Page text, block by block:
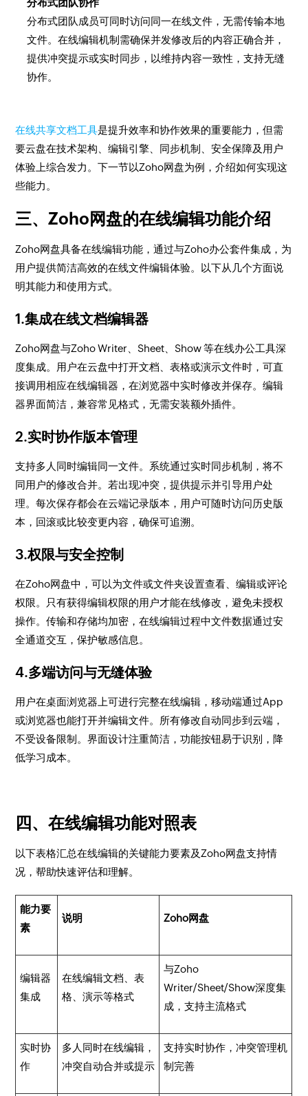
分布式团队协作
分布式团队成员可同时访问同一在线文件，无需传输本地
文件。在线编辑机制需确保并发修改后的内容正确合并，
提供冲突提示或实时同步，以维持内容一致性，支持无缝
协作。
在线共享文档工具是提升效率和协作效果的重要能力，但需
要云盘在技术架构、编辑引擎、同步机制、安全保障及用户
体验上综合发力。下一节以Zoho网盘为例，介绍如何实现这
些能力。
三、Zoho网盘的在线编辑功能介绍
Zoho网盘具备在线编辑功能，通过与Zoho办公套件集成，为
用户提供简洁高效的在线文件编辑体验。以下从几个方面说
明其能力和使用方式。
1.集成在线文档编辑器
Zoho网盘与Zoho Writer、Sheet、Show 等在线办公工具深
度集成。用户在云盘中打开文档、表格或演示文件时，可直
接调用相应在线编辑器，在浏览器中实时修改并保存。编辑
器界面简洁，兼容常见格式，无需安装额外插件。
2.实时协作版本管理
支持多人同时编辑同一文件。系统通过实时同步机制，将不
同用户的修改合并。若出现冲突，提供提示并引导用户处
理。每次保存都会在云端记录版本，用户可随时访问历史版
本，回滚或比较变更内容，确保可追溯。
3.权限与安全控制
在Zoho网盘中，可以为文件或文件夹设置查看、编辑或评论
权限。只有获得编辑权限的用户才能在线修改，避免未授权
操作。传输和存储均加密，在线编辑过程中文件数据通过安
全通道交互，保护敏感信息。
4.多端访问与无缝体验
用户在桌面浏览器上可进行完整在线编辑，移动端通过App
或浏览器也能打开并编辑文件。所有修改自动同步到云端，
不受设备限制。界面设计注重简洁，功能按钮易于识别，降
低学习成本。
四、在线编辑功能对照表
以下表格汇总在线编辑的关键能力要素及Zoho网盘支持情
况，帮助快速评估和理解。
能力要
素
说明 Zoho网盘
编辑器
集成
在线编辑文档、表
格、演示等格式
与Zoho
Writer/Sheet/Show深度集
成，支持主流格式
实时协
作
多人同时在线编辑，
冲突自动合并或提示
支持实时协作，冲突管理机
制完善